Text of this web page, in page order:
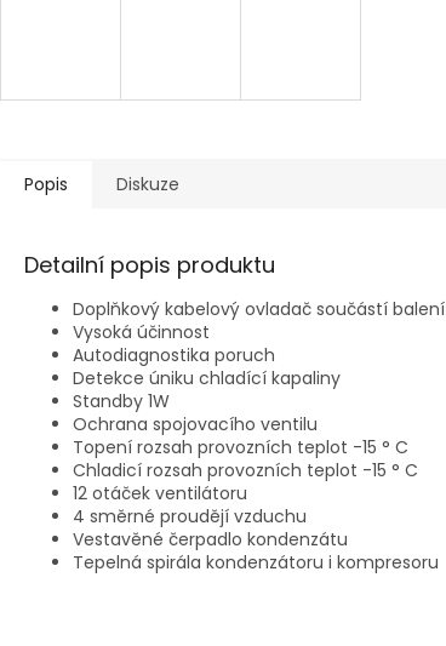
Popis Diskuze
Detailní popis produktu
Doplňkový kabelový ovladač součástí balení
Vysoká účinnost
Autodiagnostika poruch
Detekce úniku chladící kapaliny
Standby 1W
Ochrana spojovacího ventilu
Topení rozsah provozních teplot -15 ° C
Chladicí rozsah provozních teplot -15 ° C
12 otáček ventilátoru
4 směrné proudějí vzduchu
Vestavěné čerpadlo kondenzátu
Tepelná spirála kondenzátoru i kompresoru